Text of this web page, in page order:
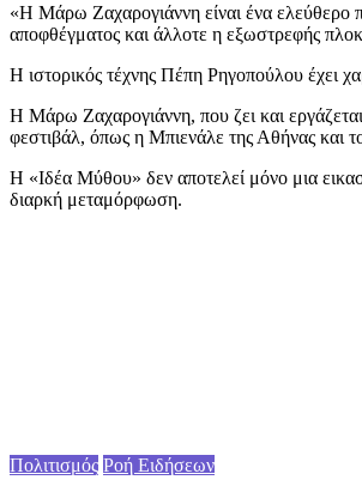
«Η Μάρω Ζαχαρογιάννη είναι ένα ελεύθερο
αποφθέγματος και άλλοτε η εξωστρεφής
Η ιστορικός τέχνης Πέπη Ρηγοπούλου έχει
Η Μάρω Ζαχαρογιάννη, που ζει και
φεστιβάλ, όπως η Μπιενάλε της Αθήνας και
Η «Ιδέα Μύθου» δεν αποτελεί μόνο μια
διαρκή μεταμόρφωση.
Πολιτισμός Ροή Ειδήσεων